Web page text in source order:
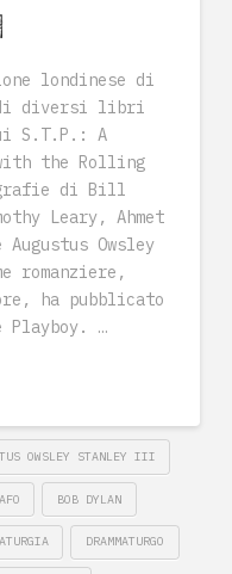
londinese di
di diversi libri
S.T.P.: A
the Rolling
di Bill
Leary, Ahmet
Owsley
romanziere,
ha pubblicato
Playboy. …
OWSLEY STANLEY III
BOB DYLAN
DRAMMATURGO